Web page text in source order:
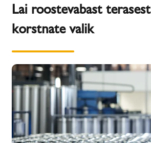
Lai roostevabast terasest
korstnate valik